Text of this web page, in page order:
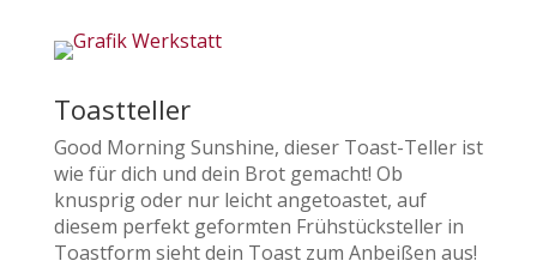
Toastteller
Good Morning Sunshine, dieser Toast-Teller ist
wie für dich und dein Brot gemacht! Ob
knusprig oder nur leicht angetoastet, auf
diesem perfekt geformten Frühstücksteller in
Toastform sieht dein Toast zum Anbeißen aus!